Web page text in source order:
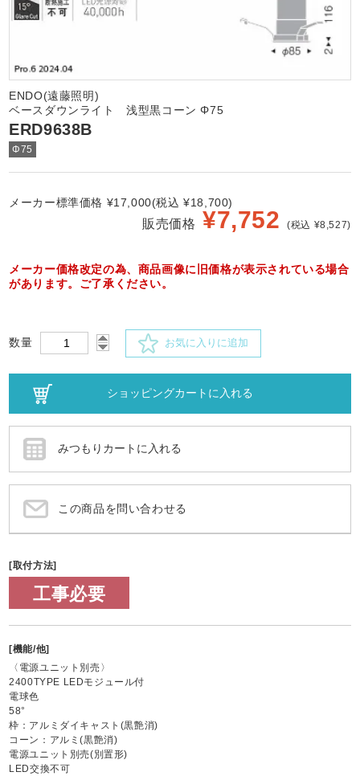
ENDO(遠藤照明)
ベースダウンライト 浅型黒コーン Φ75
ERD9638B
Φ75
メーカー標準価格 ¥17,000(税込 ¥18,700)
販売価格 ¥7,752 (税込 ¥8,527)
メーカー価格改定の為、商品画像に旧価格が表示されている場合
があります。ご了承ください。
数量 お気に入りに追加
この商品を問い合わせる
[取付方法]
工事必要
[機能/他]
〈電源ユニット別売〉
2400TYPE LEDモジュール付
電球色
58°
枠：アルミダイキャスト(黒艶消)
コーン：アルミ(黒艶消)
電源ユニット別売(別置形)
LED交換不可